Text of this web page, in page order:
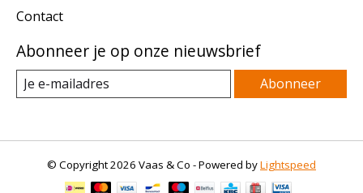
Contact
Abonneer je op onze nieuwsbrief
Abonneer
© Copyright 2026 Vaas & Co - Powered byLightspeed